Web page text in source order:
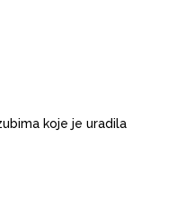
koje je uradila